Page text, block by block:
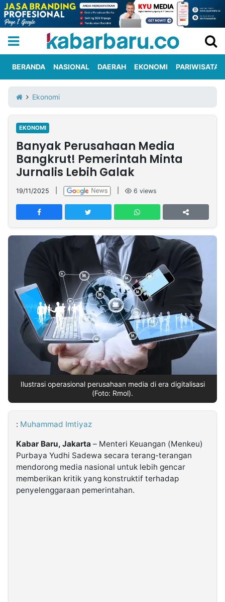
Iklan
Berita
Kami
Nasional
International
Olahraga
Entertainment
Daerah
Pariwisata
Kuliner
Kolom
Network
PT
TREETAN
INDONESIA
Partner
Insight
NTB
Suara
Time
Lens
Daily
Jogja
Jalan
Rakyat
Idealita
News
Kita
Notice
Dinamikapost.com
Radar
Baru
Seedbacklink
Follow
Kabarbaru
Kabarbaru.co
2026
BERANDA NASIONAL DAERAH EKONOMI PARIWISATA
Ekonomi
EKONOMI
Banyak Perusahaan Media
Bangkrut! Pemerintah Minta
Jurnalis Lebih Galak
19/11/2025 6 views
Ilustrasi operasional perusahaan media di era digitalisasi
(Foto: Rmol).
: Muhammad Imtiyaz
Kabar Baru, Jakarta – Menteri Keuangan (Menkeu)
Purbaya Yudhi Sadewa secara terang-terangan
mendorong media nasional untuk lebih gencar
memberikan kritik yang konstruktif terhadap
penyelenggaraan pemerintahan.